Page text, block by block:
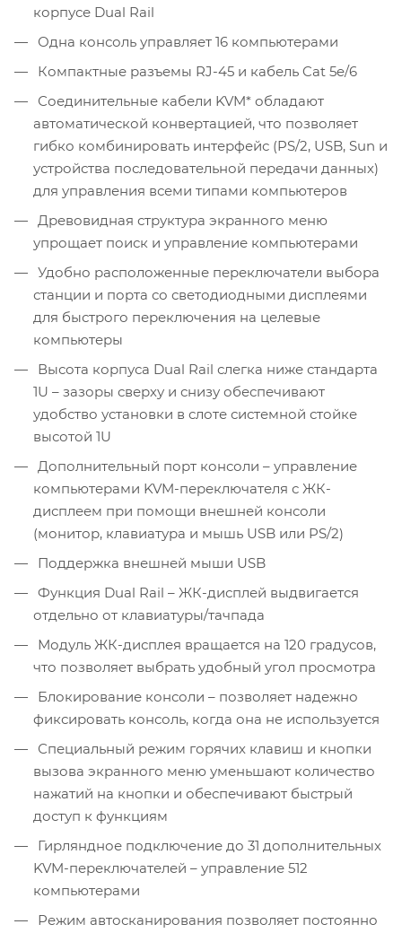
корпусе Dual Rail
Одна консоль управляет 16 компьютерами
Компактные разъемы RJ-45 и кабель Cat 5e/6
Соединительные кабели KVM* обладают
автоматической конвертацией, что позволяет
гибко комбинировать интерфейс (PS/2, USB, Sun и
устройства последовательной передачи данных)
для управления всеми типами компьютеров
Древовидная структура экранного меню
упрощает поиск и управление компьютерами
Удобно расположенные переключатели выбора
станции и порта со светодиодными дисплеями
для быстрого переключения на целевые
компьютеры
Высота корпуса Dual Rail слегка ниже стандарта
1U – зазоры сверху и снизу обеспечивают
удобство установки в слоте системной стойке
высотой 1U
Дополнительный порт консоли – управление
компьютерами KVM-переключателя с ЖК-
дисплеем при помощи внешней консоли
(монитор, клавиатура и мышь USB или PS/2)
Поддержка внешней мыши USB
Функция Dual Rail – ЖК-дисплей выдвигается
отдельно от клавиатуры/тачпада
Модуль ЖК-дисплея вращается на 120 градусов,
что позволяет выбрать удобный угол просмотра
Блокирование консоли – позволяет надежно
фиксировать консоль, когда она не используется
Специальный режим горячих клавиш и кнопки
вызова экранного меню уменьшают количество
нажатий на кнопки и обеспечивают быстрый
доступ к функциям
Гирляндное подключение до 31 дополнительных
KVM-переключателей – управление 512
компьютерами
Режим автосканирования позволяет постоянно